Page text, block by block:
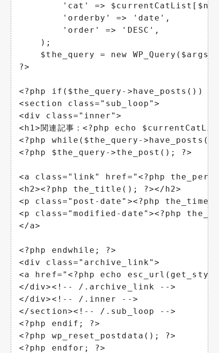
'cat' =>
        'orderby' => 'date',
        'order' => 'DESC',
    );
    $the_query = new WP_Query($args);
?>
<?php if($the_query->have_posts()) :
<section class="sub_loop">
<div class="inner">
<h1>関連記事：<?php echo
<?php while($the_query-
<?php $the_query->the_post(); ?>
<a class="link" href="<?php
<h2><?php the_title(); ?></h2>
<p class="post-date"><?php
<p class="modified-date"><?php
</a>
<?php endwhile; ?>
<div class="archive_link">
<a href="<?php echo
</div><!-- /.archive_link -->
</div><!-- /.inner -->
</section><!-- /.sub_loop -->
<?php endif; ?>
<?php wp_reset_postdata(); ?>
<?php endfor; ?>